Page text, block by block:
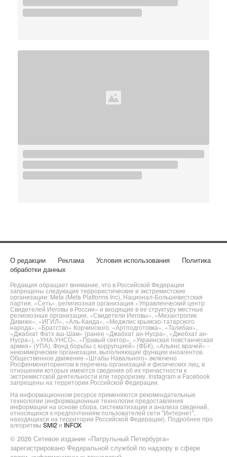
О редакции Реклама Условия использования
Политика
обработки данных
Редакция обращает внимание, что в Российской Федерации
запрещены следующие террористические и экстремистские
организации: Meta (Meta Platforms Inc), Национал-Большевистская
партия, «Сеть», религиозная организация «Управленческий центр
Свидетелей Иеговы в России» и входящие в ее структуру местные
религиозные организации, «Свидетели Иеговы», «Мизантропик
Дивижн», «ИГИЛ», «Аль-Каида», «Меджлис крымско-татарского
народа», «Братство» Корчинского, «Артподготовка», «Талибан»,
«Джабхат Фатх аш-Шам» (ранее «Джабхат ан-Нусра», «Джебхат ан-
Нусра»), «УНА-УНСО», «Правый сектор», «Украинская повстанческая
армия» (УПА). Фонд борьбы с коррупцией» (ФБК), «Альянс врачей» -
некоммерческие организации, выполняющие функции иноагентов.
Общественное движение «Штабы Навального» включено
Росфинмониторингом в перечень организаций и физических лиц, в
отношении которых имеются сведения об их причастности к
экстремистской деятельности или терроризму. Instagram и Facebook
запрещены на территории Российской Федерации.
На информационном ресурсе применяются рекомендательные
технологии (информационные технологии предоставления
информации на основе сбора, систематизации и анализа сведений,
относящихся к предпочтениям пользователей сети "Интернет",
находящихся на территории Российской Федерации). Подробнее про
алгоритмы SMI2 и INFOX
© 2026 Сетевое издание «Патрульный Петербурга»
зарегистрировано Федеральной службой по надзору в сфере